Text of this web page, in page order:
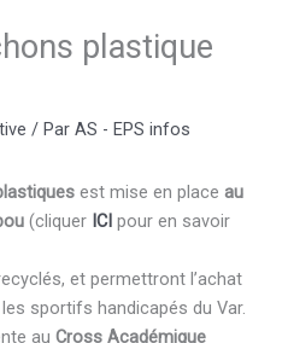
plastique
/ Par AS - EPS infos
est mise en place au
(cliquer ICI pour en savoir
et permettront l’achat
sportifs handicapés du Var.
au Cross Académique